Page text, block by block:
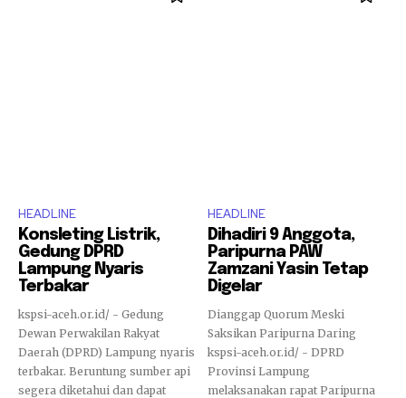
HEADLINE
Konsleting Listrik,
Gedung DPRD
Lampung Nyaris
Terbakar
kspsi-aceh.or.id/ - Gedung
Dewan Perwakilan Rakyat
Daerah (DPRD) Lampung nyaris
terbakar. Beruntung sumber api
segera diketahui dan dapat
HEADLINE
Dihadiri 9 Anggota,
Paripurna PAW
Zamzani Yasin Tetap
Digelar
Dianggap Quorum Meski
Saksikan Paripurna Daring
kspsi-aceh.or.id/ - DPRD
Provinsi Lampung
melaksanakan rapat Paripurna